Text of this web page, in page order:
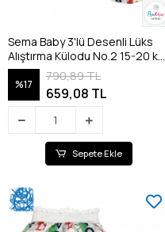
Sema Baby 3'lü Desenli Lüks
Alıştırma Külodu No.2 15-20 kg
- Cars
%17
790,89 TL
659,08 TL
Sepete Ekle